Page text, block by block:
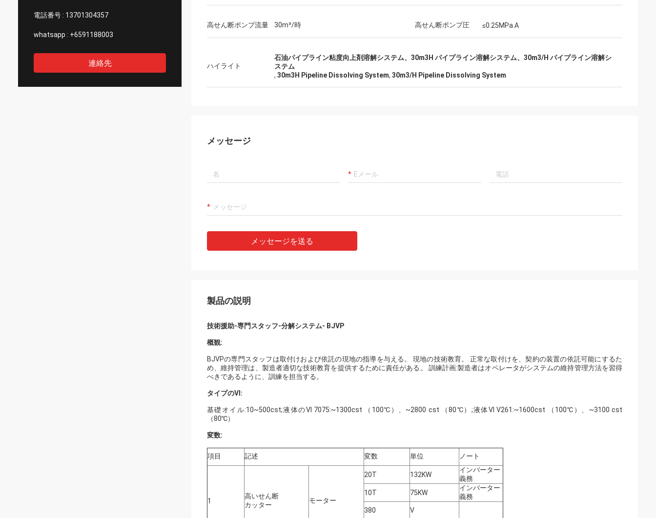
電話番号 : 13701304357
whatsapp : +6591188003
連絡先
高せん断ポンプ流量 30m³/時 高せん断ポンプ圧 ≤0.25MPa.A
ハイライト
石油パイプライン粘度向上剤溶解システム、30m3H パイプライン溶解システム、30m3/H パイプライン溶解シ
ステム
, 30m3H Pipeline Dissolving System, 30m3/H Pipeline Dissolving System
メッセージ
メッセージを送る
製品の説明
技術援助-専門スタッフ-分解システム- BJVP
概観:
BJVPの専門スタッフは取付けおよび依託の現地の指導を与える。 現地の技術教育。 正常な取付けを、契約の装置の依託可能にするた
め、維持管理は、製造者適切な技術教育を提供するために責任がある。 訓練計画:製造者はオペレータがシステムの維持管理方法を習得
べきであるように、訓練を担当する。
タイプのVI:
基礎オイル:10~500cst;液体のVI 7075:~1300cst （100℃）、~2800 cst （80℃）;液体VI V261:~1600cst （100℃）、~3100 cst
（80℃）
変数:
項目 記述 変数 単位 ノート
1
高いせん断
カッター
モーター
20T 132KW
インバーター
義務
10T
75KW
インバーター
義務
380
V